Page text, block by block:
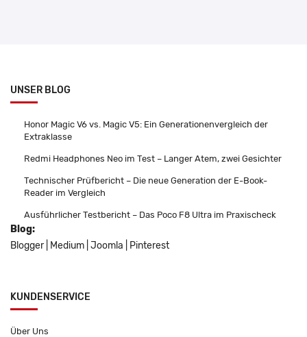
UNSER BLOG
Honor Magic V6 vs. Magic V5: Ein Generationenvergleich der
Extraklasse
Redmi Headphones Neo im Test – Langer Atem, zwei Gesichter
Technischer Prüfbericht – Die neue Generation der E-Book-
Reader im Vergleich
Ausführlicher Testbericht – Das Poco F8 Ultra im Praxischeck
Blog:
Blogger
Medium Joomla Pinterest
KUNDENSERVICE
Über Uns